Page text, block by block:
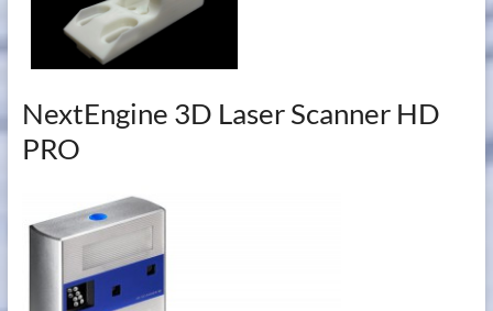
NextEngine 3D Laser Scanner HD
PRO